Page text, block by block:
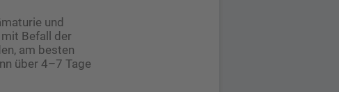
und
Befall der
am besten
über 4–7 Tage